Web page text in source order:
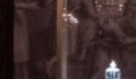
la otec ion